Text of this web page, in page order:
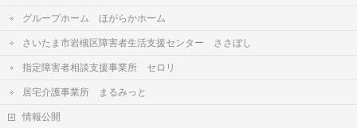
グループホーム ほがらかホーム
さいたま市岩槻区障害者生活支援センター ささぼし
指定障害者相談支援事業所 セロリ
居宅介護事業所 まるみっと
情報公開